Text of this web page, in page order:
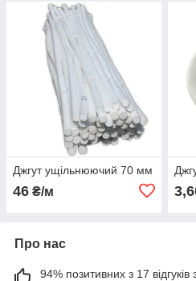
Джгут ущільнюючий 70 мм
46 ₴/м
Про нас
94% позитивних з 17 відгуків